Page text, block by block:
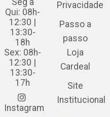
Seg a
Qui: 08h-
12:30 |
13:30-
18h
Sex: 08h-
12:30 |
13:30-
17h
Instagram
Privacidade
Passo a
passo
Loja
Cardeal
Site
Institucional